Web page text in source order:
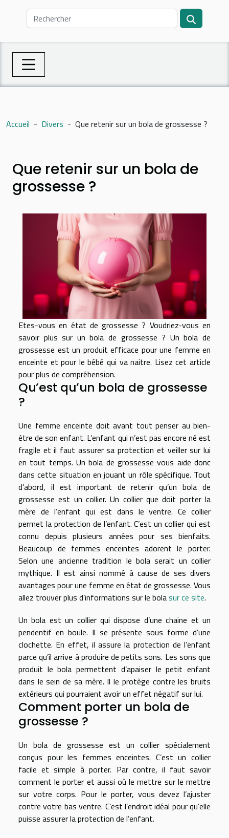
Accueil Divers Que retenir sur un bola de grossesse ?
Que retenir sur un bola de
grossesse ?
Etes-vous en état de grossesse ? Voudriez-vous en
savoir plus sur un bola de grossesse ? Un bola de
grossesse est un produit efficace pour une femme en
enceinte et pour le bébé qui va naitre. Lisez cet article
pour plus de compréhension.
Qu’est qu’un bola de grossesse
?
Une femme enceinte doit avant tout penser au bien-
être de son enfant. L’enfant qui n’est pas encore né est
fragile et il faut assurer sa protection et veiller sur lui
en tout temps. Un bola de grossesse vous aide donc
dans cette situation en jouant un rôle spécifique. Tout
d’abord, il est important de retenir qu’un bola de
grossesse est un collier. Un collier que doit porter la
mère de l’enfant qui est dans le ventre. Ce collier
permet la protection de l’enfant. C’est un collier qui est
connu depuis plusieurs années pour ses bienfaits.
Beaucoup de femmes enceintes adorent le porter.
Selon une ancienne tradition le bola serait un collier
mythique. Il est ainsi nommé à cause de ses divers
avantages pour une femme en état de grossesse. Vous
allez trouver plus d’informations sur le bolasur ce site.
Un bola est un collier qui dispose d’une chaine et un
pendentif en boule. Il se présente sous forme d’une
clochette. En effet, il assure la protection de l’enfant
parce qu’il arrive à produire de petits sons. Les sons que
produit le bola permettent d’apaiser le petit enfant
dans le sein de sa mère. Il le protège contre les bruits
extérieurs qui pourraient avoir un effet négatif sur lui.
Comment porter un bola de
grossesse ?
Un bola de grossesse est un collier spécialement
conçus pour les femmes enceintes. C’est un collier
facile et simple à porter. Par contre, il faut savoir
comment le porter et aussi où le mettre sur le mettre
sur votre corps. Pour le porter, vous devez l’ajuster
contre votre bas ventre. C’est l’endroit idéal pour qu’elle
puisse assurer la protection de l’enfant.